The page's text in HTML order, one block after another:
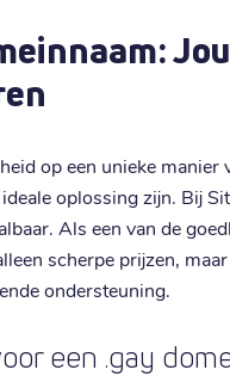
op een unieke manier
oplossing zijn. Bij
Als een van de
scherpe prijzen,
ondersteuning.
een .gay